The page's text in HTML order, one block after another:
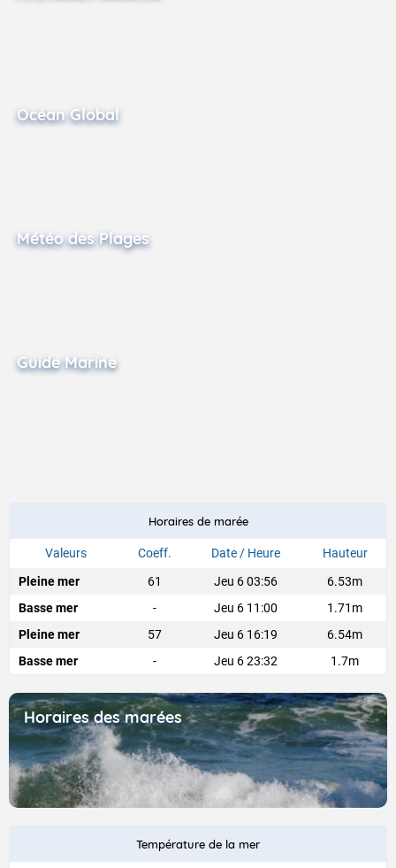
Océan Global
Météo des Plages
Guide Marine
Horaires de marée
Valeurs Coeff. Date / Heure
Hauteur
Pleine mer
61 Jeu 6 03:56
6.53m
Basse mer
- Jeu 6 11:00
1.71m
Pleine mer
57 Jeu 6 16:19
6.54m
Basse mer
- Jeu 6 23:32 1.7m
Horaires des marées
Température de la mer